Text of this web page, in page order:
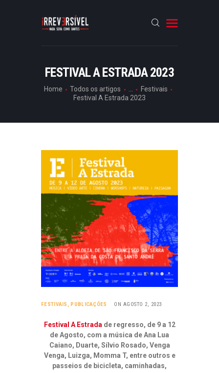
FESTIVAL A ESTRADA 2023
Home Todos os artigos ...
Festivais
Festival A Estrada 2023
HOME
CRÓNICAS
ENTREVISTAS
RUBRICAS
FESTIVAIS , PUBLICAÇÕES ON AGOSTO 2, 2023
Festival A Estrada de regresso, de 9 a 12
de Agosto, com a música de Ana Lua
Caiano, Duarte, Sílvio Rosado, Venga
Venga, Luizga, Momma T, entre outros e
passeios de bicicleta, caminhadas,